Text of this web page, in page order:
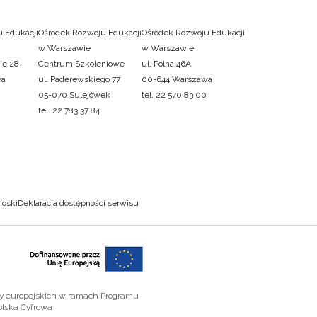
Edukacji
28
Ośrodek Rozwoju Edukacji
w Warszawie
Centrum Szkoleniowe
ul. Paderewskiego 77
05-070 Sulejówek
tel. 22 783 37 84
Ośrodek Rozwoju Edukacji
w Warszawie
ul. Polna 46A
00-644 Warszawa
tel. 22 570 83 00
Deklaracja dostępności serwisu
europejskich w ramach Programu
Cyfrowa